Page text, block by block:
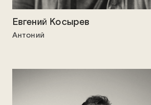
Евгений Косырев
Антоний